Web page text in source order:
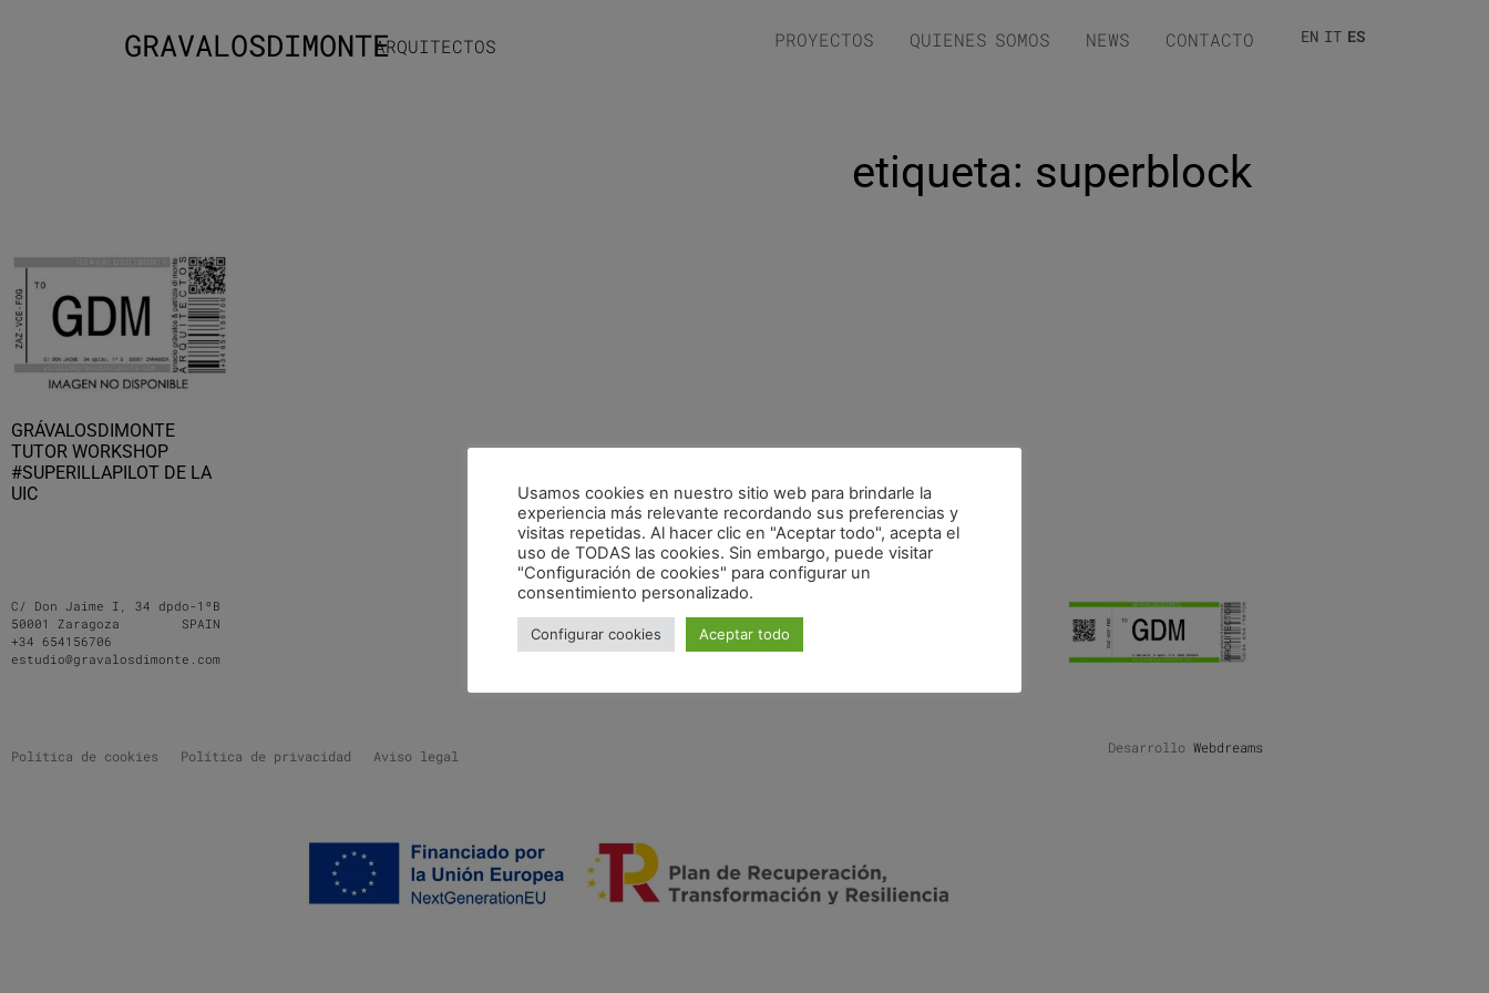
GRAVALOSDIMONTEARQUITECTOS PROYECTOS QUIENES SOMOS NEWS CONTACTO EN IT ES
etiqueta: superblock
GRÁVALOSDIMONTE
TUTOR WORKSHOP
#SUPERILLAPILOT DE LA
UIC
C/ Don Jaime I, 34 dpdo-1ºB
50001 Zaragoza SPAIN
+34 654156706
estudio@gravalosdimonte.com
Política de cookies Política de privacidad Aviso legal Desarrollo Webdreams
Usamos cookies en nuestro sitio web para brindarle la
experiencia más relevante recordando sus preferencias y
visitas repetidas. Al hacer clic en "Aceptar todo", acepta el
uso de TODAS las cookies. Sin embargo, puede visitar
"Configuración de cookies" para configurar un
consentimiento personalizado.
Configurar cookies Aceptar todo